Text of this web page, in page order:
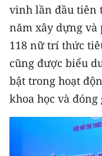
Media Thế giới
Media Thể thao
Media Giáo dục
Media Y tế
Media Khoa học -
Media Môi trường
vinh lần đầu tiên
năm xây dựng và
118 nữ trí thức
cũng được biểu
bật trong hoạt
khoa học và đóng